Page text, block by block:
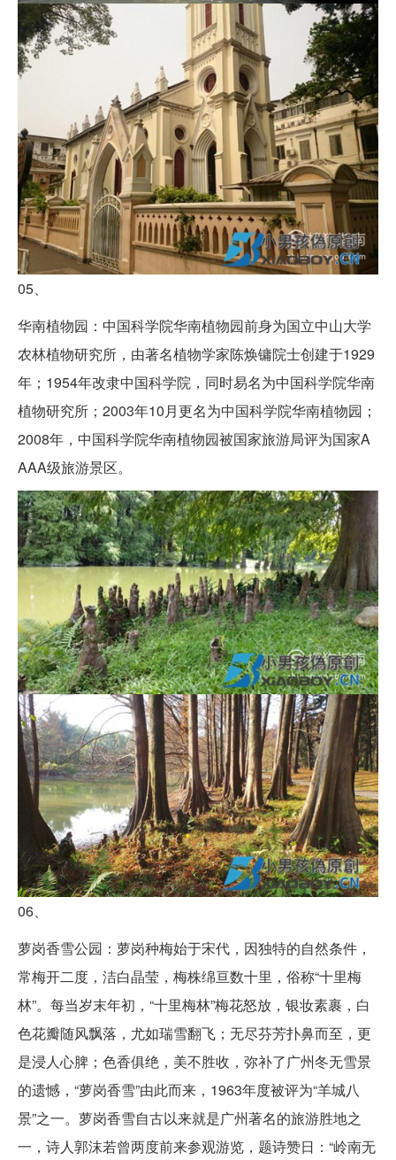
05、
华南植物园：中国科学院华南植物园前身为国立中山大学
农林植物研究所，由著名植物学家陈焕镛院士创建于1929
年；1954年改隶中国科学院，同时易名为中国科学院华南
植物研究所；2003年10月更名为中国科学院华南植物园；
2008年，中国科学院华南植物园被国家旅游局评为国家A
AAA级旅游景区。
06、
萝岗香雪公园：萝岗种梅始于宋代，因独特的自然条件，
常梅开二度，洁白晶莹，梅株绵亘数十里，俗称“十里梅
林”。每当岁末年初，“十里梅林”梅花怒放，银妆素裹，白
色花瓣随风飘落，尤如瑞雪翻飞；无尽芬芳扑鼻而至，更
是浸人心脾；色香俱绝，美不胜收，弥补了广州冬无雪景
的遗憾，“萝岗香雪”由此而来，1963年度被评为“羊城八
景”之一。萝岗香雪自古以来就是广州著名的旅游胜地之
一，诗人郭沫若曾两度前来参观游览，题诗赞日：“岭南无